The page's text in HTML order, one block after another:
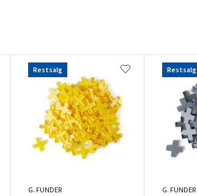
Restsalg
G. FUNDER
Restsalg
G. FUNDER